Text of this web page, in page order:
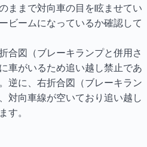
ままで対向車の目を眩ませてい
ビームになっているか確認して
合図（ブレーキランプと併用さ
車がいるため追い越し禁止であ
逆に、右折合図（ブレーキラン
対向車線が空いており追い越し
す。